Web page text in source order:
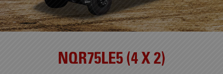
NQR75LE5 (4 X 2)